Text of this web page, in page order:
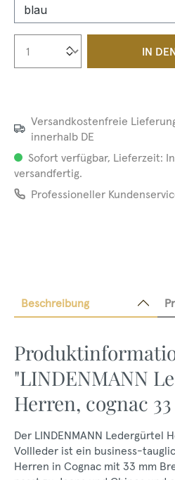
Produkt Anzahl:IN
Versandkostenfreie
innerhalb DE
Sofort verfügbar, Lieferzeit:
versandfertig.
Professioneller
Beschreibung
"LINDENMANN
Herren, cognac
Der LINDENMANN Ledergürtel
Vollleder ist ein business-
Herren in Cognac mit 33 mm